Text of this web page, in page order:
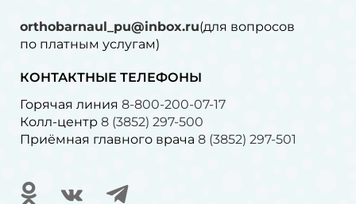
orthobarnaul_pu@inbox.ru(для вопросов
по платным услугам)⁠
КОНТАКТНЫЕ ТЕЛЕФОНЫ
Горячая линия 8-800-200-07-17
Колл-центр 8 (3852) 297-500
Приёмная главного врача 8 (3852) 297-501